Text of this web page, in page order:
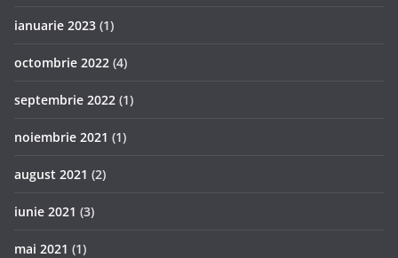
ianuarie 2023 (1)
octombrie 2022 (4)
septembrie 2022 (1)
noiembrie 2021 (1)
august 2021 (2)
iunie 2021 (3)
mai 2021 (1)